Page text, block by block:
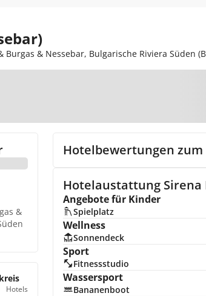
Burgas & Nessebar, Bulgarische Riviera Süden
&
Hotels
Hotelbewertungen zum
Hotelaustattung Sirena
Angebote für Kinder
Spielplatz
Wellness
Sonnendeck
Sport
Fitnessstudio
Wassersport
Bananenboot